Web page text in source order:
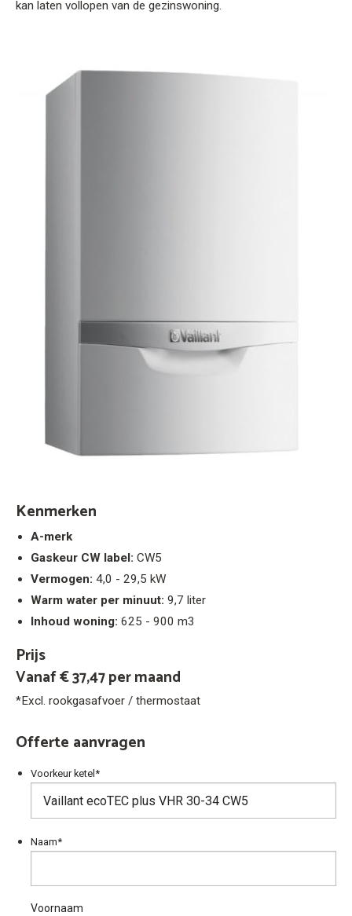
kan laten vollopen van de gezinswoning.
Kenmerken
A-merk
Gaskeur CW label: CW5
Vermogen: 4,0 - 29,5 kW
Warm water per minuut: 9,7 liter
Inhoud woning: 625 - 900 m3
Prijs
Vanaf € 37,47 per maand
*Excl. rookgasafvoer / thermostaat
Offerte aanvragen
Voorkeur ketel *
Naam*
Voornaam